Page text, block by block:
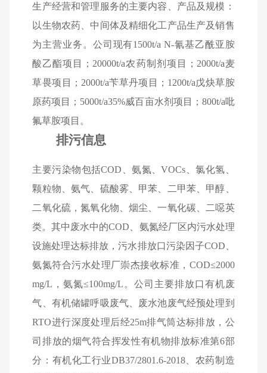
生产经营和管理服务的主要内容、产品及规模：
以生物农药、中间体及精细化工产品生产及销售
为主营业务。公司现有1500t/a N-氰基乙酰亚胺
酸乙酯项目； 20000t/a农药制剂项目； 2000t/a麦
草畏项目； 2000t/a苄草丹项目； 1200t/a戊炔草胺
原药项目； 5000t/a35%威百亩水剂项目； 800t/a吡
氟草胺项目。
排污信息
主要污染物包括COD 、氨氮、VOCs 、氯化氢、
颗粒物、氨气、硫酸雾、甲苯、二甲苯、甲醇、
二氧化硫，氮氧化物、烟尘、一氧化碳、二噁英
类。其中废水中的COD 、氨氮经厂区内污水处理
设施处理达标排放，污水排放口污染因子COD
氨氮符合污水处理厂崇杰接收标准， COD≤2000
mg/L ，氨氮≤100mg/L 。公司主要排放口有机废
气、有机储罐呼吸废气、废水池废气经预处理到
RTO进行深度处理后经25m排气筒达标排放，公
司排放的烟气符合挥发性有机物排放标准第6部
分：有机化工行业DB37/2801.6-2018、农药制造